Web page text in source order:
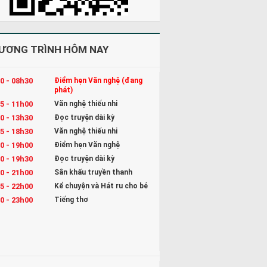
TRÌNH HÔM NAY
- 08h30
Điểm hẹn Văn nghệ (đang
phát)
- 11h00 Văn nghệ thiếu nhi
- 13h30 Đọc truyện dài kỳ
- 18h30 Văn nghệ thiếu nhi
- 19h00 Điểm hẹn Văn nghệ
- 19h30 Đọc truyện dài kỳ
- 21h00 Sân khấu truyền thanh
- 22h00 Kể chuyện và Hát ru cho bé
- 23h00 Tiếng thơ